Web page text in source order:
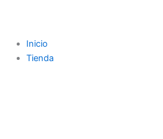
Inicio
Tienda